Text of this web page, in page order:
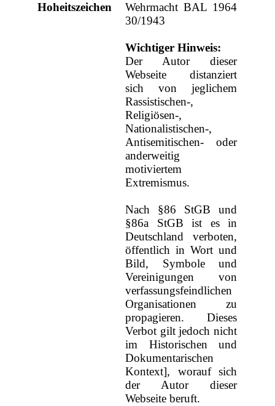
Hoheitszeichen
Wehrmacht BAL 1964
30/1943
Wichtiger Hinweis:
Der Autor dieser
Webseite distanziert
sich von jeglichem
Rassistischen-,
Religiösen-,
Nationalistischen-,
Antisemitischen- oder
anderweitig
motiviertem
Extremismus.
Nach §86 StGB und
§86a StGB ist es in
Deutschland verboten,
öffentlich in Wort und
Bild, Symbole und
Vereinigungen von
verfassungsfeindlichen
Organisationen zu
propagieren. Dieses
Verbot gilt jedoch nicht
im Historischen und
Dokumentarischen
Kontext], worauf sich
der Autor dieser
Webseite beruft.